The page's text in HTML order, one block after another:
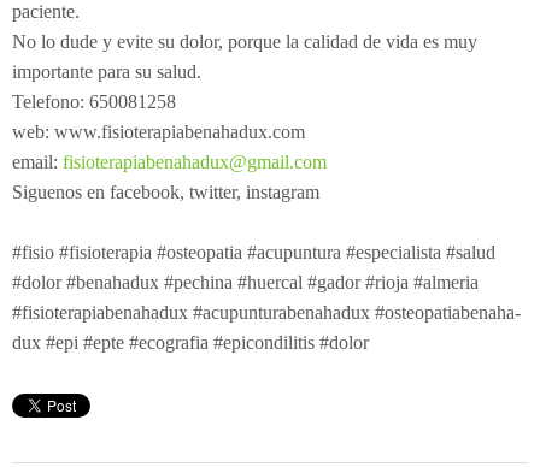
Tendinitis
¿Con qué edad puede ir el niño al osteópata?
¿Qué tipo de síntomas ha de presentar que nos llamen
Osteopatía en el embarazo
Osteopatía deportiva
Osteopatía en las artes y la música
Fibrolisis diacutanea
Ecografía
paciente.
No lo dude y evite su dolor, porque la calidad de vida es muy
importante para su salud.
Telefono: 650081258
web: www.fisioterapiabenahadux.com
email: fisioterapiabenahadux@gmail.com
Siguenos en facebook, twitter, instagram
#fisio #fisioterapia #osteopatia #acupuntura #especialista #salud
#dolor #benahadux #pechina #huercal #gador #rioja #almeria
#fisioterapiabenahadux #acupunturabenahadux #osteopatiabenaha-
dux #epi #epte #ecografia #epicondilitis #dolor